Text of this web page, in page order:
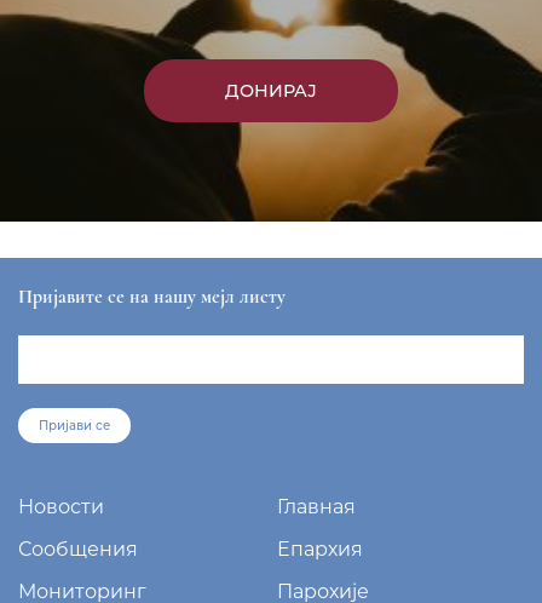
ДОНИРАЈ
Пријавите се на нашу мејл листу
Пријави се
Новости
Главная
Сообщения
Епархия
Мониторинг
Парохије